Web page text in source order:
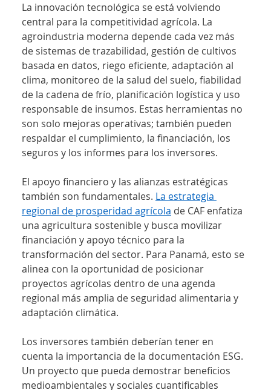
La innovación tecnológica se está volviendo
central para la competitividad agrícola. La
agroindustria moderna depende cada vez más
de sistemas de trazabilidad, gestión de cultivos
basada en datos, riego eficiente, adaptación al
clima, monitoreo de la salud del suelo, fiabilidad
de la cadena de frío, planificación logística y uso
responsable de insumos. Estas herramientas no
son solo mejoras operativas; también pueden
respaldar el cumplimiento, la financiación, los
seguros y los informes para los inversores.
El apoyo financiero y las alianzas estratégicas
también son fundamentales. La estrategia
regional de prosperidad agrícola de CAF enfatiza
una agricultura sostenible y busca movilizar
financiación y apoyo técnico para la
transformación del sector. Para Panamá, esto se
alinea con la oportunidad de posicionar
proyectos agrícolas dentro de una agenda
regional más amplia de seguridad alimentaria y
adaptación climática.
Los inversores también deberían tener en
cuenta la importancia de la documentación ESG.
Un proyecto que pueda demostrar beneficios
medioambientales y sociales cuantificables